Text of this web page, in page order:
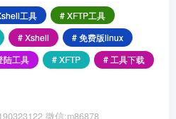
工具
# XFTP工具
# Xshell
# 免费版linux
陆工具 # XFTP
# 工具下载
微信:m86878